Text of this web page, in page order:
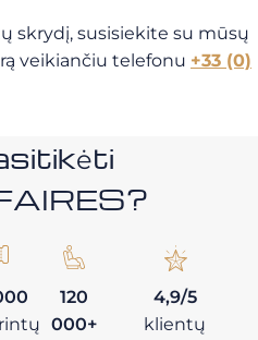
skrydį, susisiekite su mūsų
veikiančiu telefonu +33 (0)
120
000+
4,9/5
klientų